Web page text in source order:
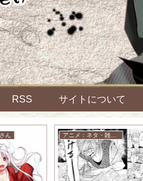
RSS サイトについて
ん アニメ：ネタ・雑談・ニュース